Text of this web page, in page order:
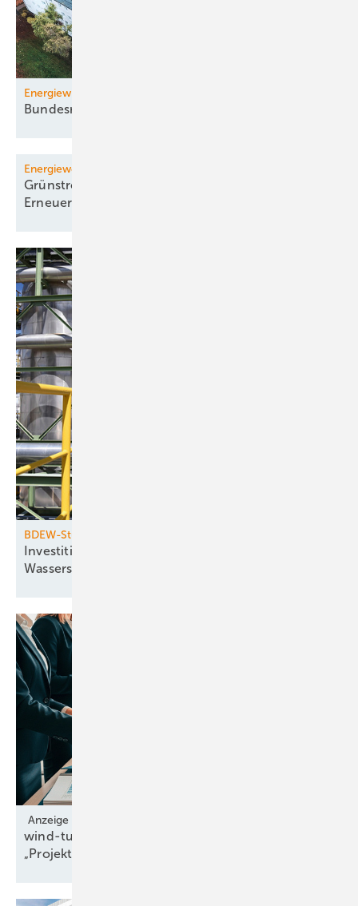
Energiewirtschaftsgesetz
Bundesregierung beschließt
Energiewendemonitoring
Grünstrombranche warnt vor weniger
­Erneuerbaren-Ausbau
BDEW-Studie
Investitionshemmnisse blockieren
­Wasserstoffhochlauf
Anzeige
wind-turbine.com eröffnet neue Assetklasse
„Projektrechte“